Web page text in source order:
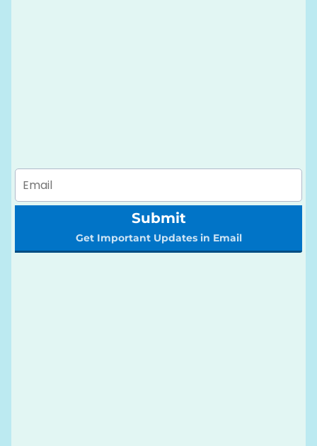
Submit
Get Important Updates in Email